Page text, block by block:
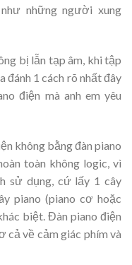
những người xung
bị lẫn tạp âm, khi tập
đánh 1 cách rõ nhất đây
điện mà anh em yêu
không bằng đàn piano
toàn không logic, vì
sử dụng, cứ lấy 1 cây
piano (piano cơ hoặc
biệt. Đàn piano điện
cả về cảm giác phím và